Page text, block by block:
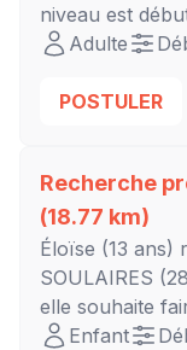
niveau est
Adulte
POSTULER
Recherche
(18.77 km)
Éloïse (13 ans)
SOULAIRES
elle souhaite
Enfant